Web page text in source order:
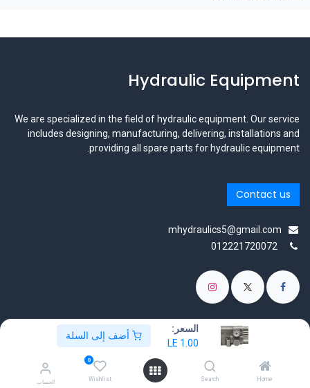
السعر:
1.00
أضف إلى السلة
Home
Search
0
Wishlist الحساب
Hydraulic Equipment
We are specialized in the field of hydraulic equipment. Our service
includes designing, manufacturing, delivering, installations and
providing all spare parts for hydraulic equipment.
Contact us
mhydraulics5@gmail.com
012221720072
حقوق الطبع والنشر © اسم الشركة
الْعَرَبيّة |
English (US)
مشغل بواسطة None- رقم واحد التجارة الإلكترونية مفتوحة المصدر